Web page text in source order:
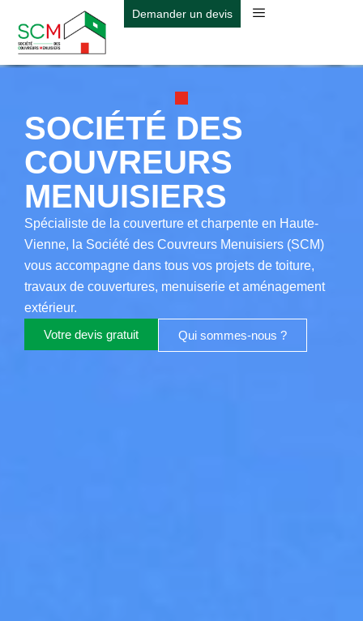
contenu
Demander un devis
SOCIÉTÉ DES
COUVREURS
MENUISIERS
Spécialiste de la couverture et charpente en Haute-
Vienne, la Société des Couvreurs Menuisiers (SCM)
vous accompagne dans tous vos projets de toiture,
travaux de couvertures, menuiserie et aménagement
extérieur.
Votre devis gratuit
Qui sommes-nous ?